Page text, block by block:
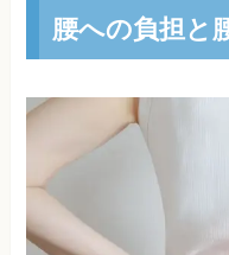
腰への負担と